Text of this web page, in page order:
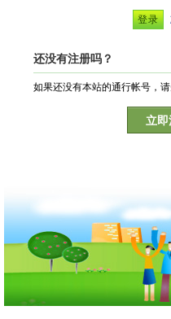
还没有注册吗？
如果还没有本站的通行帐号，
立